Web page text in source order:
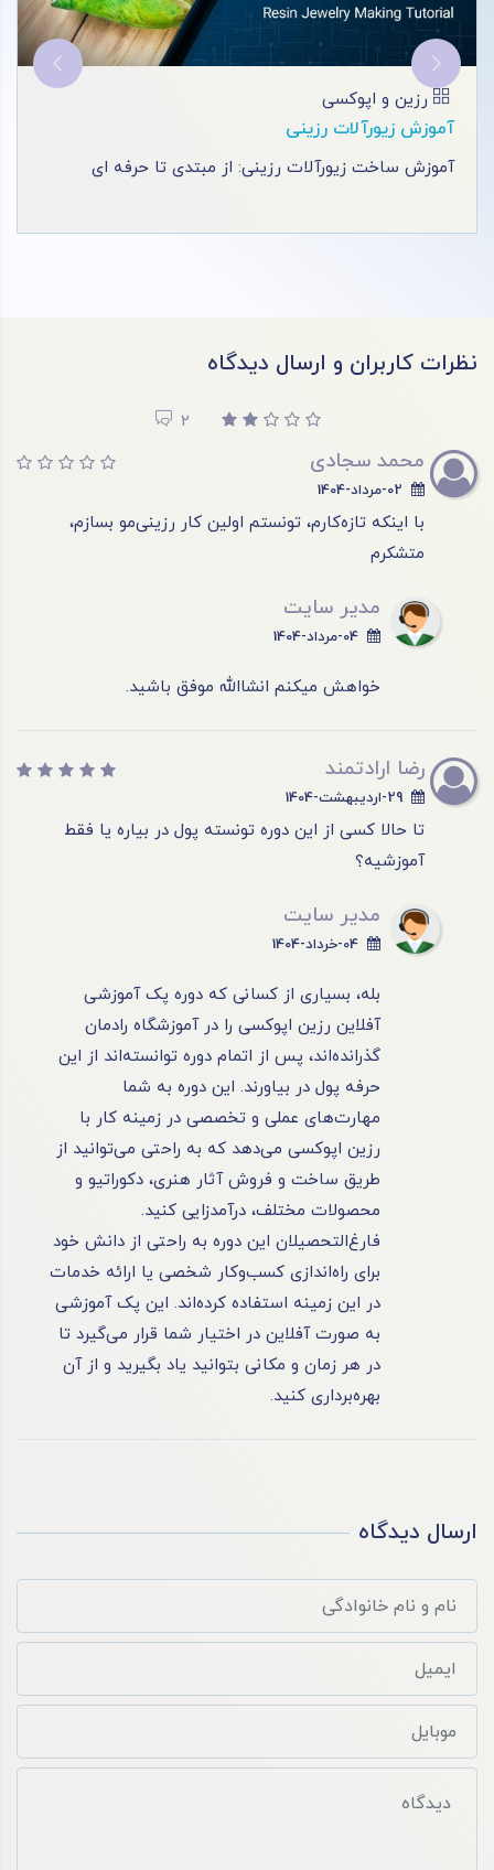
رزین و اپوکسی
آموزش رزین (VIP)
کلاس رزین فنی حرفه ای در مشهد، با تمرکز بر هنرهای
نظرات کاربران و ارسال دیدگاه
2
محمد سجادی
02-مرداد-1404
با اینکه تازه‌کارم، تونستم اولین کار رزینی‌مو بسازم،
متشکرم
مدیر سایت
04-مرداد-1404
خواهش میکنم انشاالله موفق باشید.
رضا ارادتمند
29-اردیبهشت-1404
تا حالا کسی از این دوره تونسته پول در بیاره یا فقط
آموزشیه؟
مدیر سایت
04-خرداد-1404
بله، بسیاری از کسانی که دوره پک آموزشی
آفلاین رزین اپوکسی را در آموزشگاه رادمان
گذرانده‌اند، پس از اتمام دوره توانسته‌اند از این
حرفه پول در بیاورند. این دوره به شما
مهارت‌های عملی و تخصصی در زمینه کار با
رزین اپوکسی می‌دهد که به راحتی می‌توانید از
طریق ساخت و فروش آثار هنری، دکوراتیو و
محصولات مختلف، درآمدزایی کنید.
فارغ‌التحصیلان این دوره به راحتی از دانش خود
برای راه‌اندازی کسب‌وکار شخصی یا ارائه خدمات
در این زمینه استفاده کرده‌اند. این پک آموزشی
به صورت آفلاین در اختیار شما قرار می‌گیرد تا
در هر زمان و مکانی بتوانید یاد بگیرید و از آن
بهره‌برداری کنید.
ارسال دیدگاه